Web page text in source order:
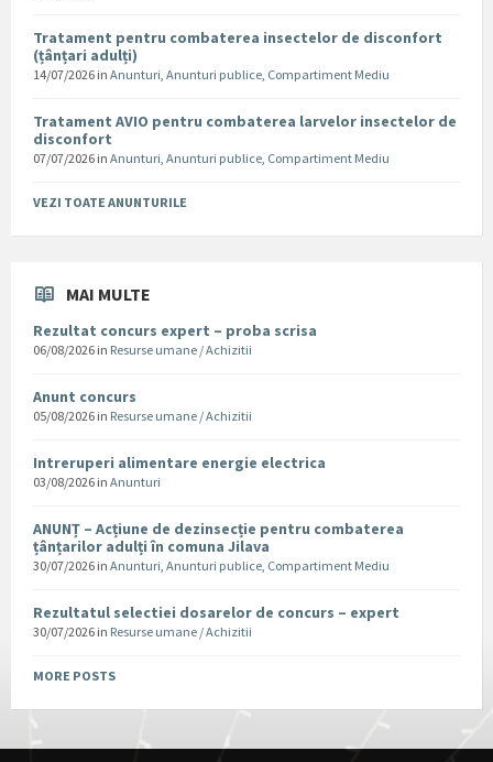
Tratament pentru combaterea insectelor de disconfort
(țânțari adulți)
14/07/2026 in Anunturi, Anunturi publice, Compartiment Mediu
Tratament AVIO pentru combaterea larvelor insectelor de
disconfort
07/07/2026 in Anunturi, Anunturi publice, Compartiment Mediu
VEZI TOATE ANUNTURILE
MAI MULTE
Rezultat concurs expert – proba scrisa
06/08/2026 in Resurse umane / Achizitii
Anunt concurs
05/08/2026 in Resurse umane / Achizitii
Intreruperi alimentare energie electrica
03/08/2026 in Anunturi
ANUNȚ – Acțiune de dezinsecție pentru combaterea
țânțarilor adulți în comuna Jilava
30/07/2026 in Anunturi, Anunturi publice, Compartiment Mediu
Rezultatul selectiei dosarelor de concurs – expert
30/07/2026 in Resurse umane / Achizitii
MORE POSTS